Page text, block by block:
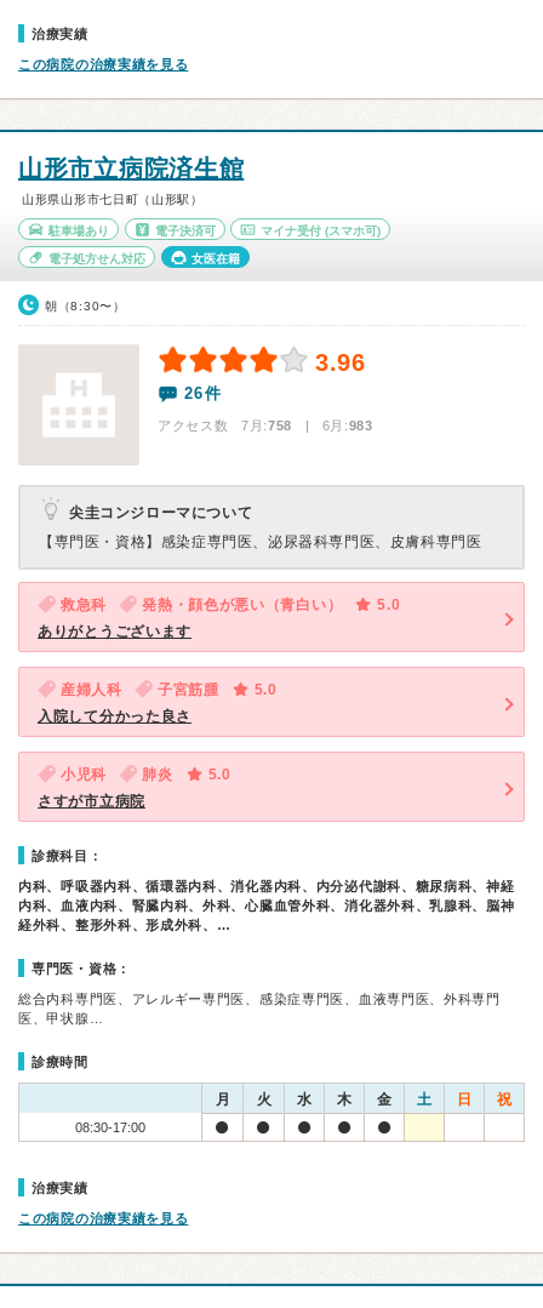
治療実績
この病院の治療実績を見る
山形市立病院済生館
山形県山形市七日町（山形駅）
駐車場あり 電子決済可 マイナ受付 (スマホ可)
電子処方せん対応 女医在籍
朝（8:30〜）
3.96
26件
アクセス数 7月:758 | 6月:983
尖圭コンジローマについて
【専門医・資格】 感染症専門医、泌尿器科専門医、皮膚科専門医
救急科 発熱・顔色が悪い（青白い）
5.0
ありがとうございます
産婦人科 子宮筋腫
5.0
入院して分かった良さ
小児科 肺炎
5.0
さすが市立病院
診療科目：
内科、呼吸器内科、循環器内科、消化器内科、内分泌代謝科、糖尿病科、神経
内科、血液内科、腎臓内科、外科、心臓血管外科、消化器外科、乳腺科、脳神
経外科、整形外科、形成外科、…
専門医・資格：
総合内科専門医、アレルギー専門医、感染症専門医、血液専門医、外科専門
医、甲状腺…
診療時間
月 火 水 木 金 土 日 祝
08:30-17:00
治療実績
この病院の治療実績を見る